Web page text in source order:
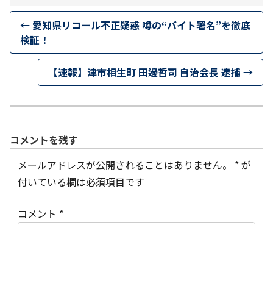
← 愛知県リコール不正疑惑 噂の“バイト署名”を徹底
検証！
【速報】津市相生町 田邊哲司 自治会長 逮捕 →
コメントを残す
メールアドレスが公開されることはありません。
*が
付いている欄は必須項目です
コメント *